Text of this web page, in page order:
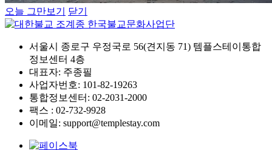
오늘 그만보기 닫기
서울시 종로구 우정국로 56(견지동 71) 템플스테이통합
정보센터 4층
대표자: 주종필
사업자번호: 101-82-19263
통합정보센터: 02-2031-2000
팩스 : 02-732-9928
이메일: support@templestay.com